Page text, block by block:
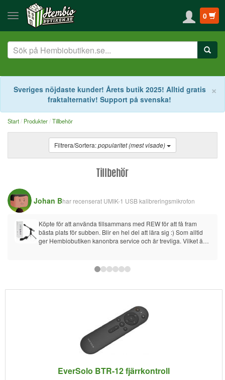
0
×
Sveriges nöjdaste kunder! Årets butik 2025! Alltid gratis
fraktalternativ! Support på svenska!
Start Produkter Tillbehör
Filtrera/Sortera:popularitet (mest visade)
Tillbehör
Johan Bhar recenserat UMIK-1 USB kalibreringsmikrofon
Köpte för att använda tillsammans med REW för att få fram
bästa plats för subben. Blir en hel del att lära sig :) Som alltid
ger Hembiobutiken kanonbra service och är trevliga. Vilket är
EverSolo BTR-12 fjärrkontroll